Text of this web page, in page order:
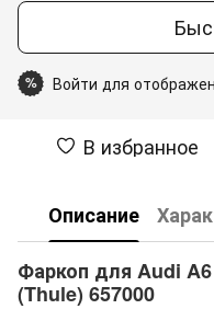
% Войти для
В избранное
Описание
Фаркоп для Audi
(Thule) 657000